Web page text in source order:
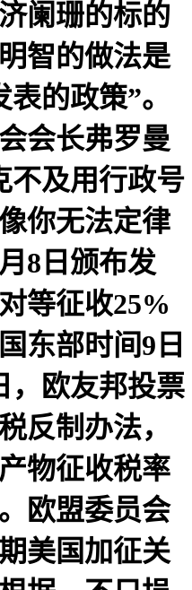
阑珊的标的
智的做法是
的政策”。
会长弗罗曼
不及用行政号
你无法定律
8日颁布发
等征收25%
东部时间9日
，欧友邦投票
反制办法，
物征收税率
欧盟委员会
美国加征关